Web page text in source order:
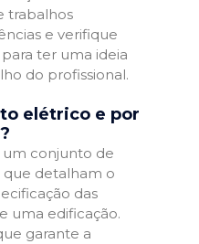
trabalhos
e verifique
ter uma ideia
do profissional.
elétrico e por
conjunto de
detalham o
das
uma edificação.
garante a